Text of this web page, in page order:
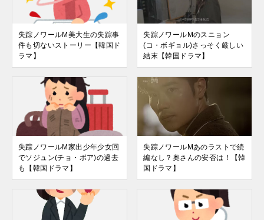
失踪ノワールM美大生の失踪事
件も切ないストーリー【韓国ド
ラマ】
失踪ノワールMのスニョン
(コ・ボギョル)さっそく厳しい
結末【韓国ドラマ】
失踪ノワールM家出少年少女回
でソジュン(チョ・ボア)の過去
も【韓国ドラマ】
失踪ノワールMあのラストで続
編なし？奥さんの安否は！【韓
国ドラマ】